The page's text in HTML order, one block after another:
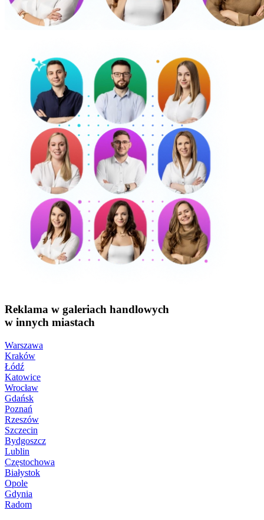
Reklama w galeriach handlowych
w innych miastach
Warszawa
Kraków
Łódź
Katowice
Wrocław
Gdańsk
Poznań
Rzeszów
Szczecin
Bydgoszcz
Lublin
Częstochowa
Białystok
Opole
Gdynia
Radom